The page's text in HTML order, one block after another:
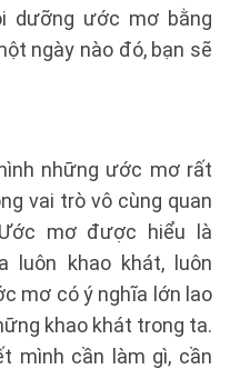
dưỡng ước mơ bằng
ngày nào đó, bạn sẽ
những ước mơ rất
vai trò vô cùng quan
mơ được hiểu là
khao khát, luôn
mơ có ý nghĩa lớn lao
khao khát trong ta.
mình cần làm gì, cần